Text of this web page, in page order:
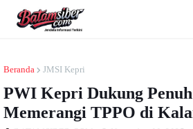
Beranda JMSI Kepri
PWI Kepri Dukung
Memerangi TPPO di